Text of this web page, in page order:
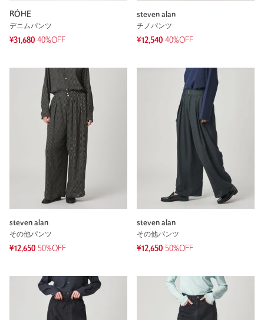
RÓHE
デニムパンツ
¥31,680 40%OFF
steven alan
チノパンツ
¥12,540 40%OFF
steven alan
その他パンツ
¥12,650 50%OFF
steven alan
その他パンツ
¥12,650 50%OFF